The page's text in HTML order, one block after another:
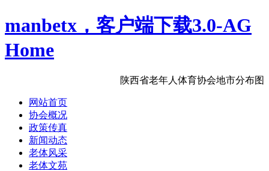
manbetx，客户端下载3.0-AG
Home
陕西省老年人体育协会地市分布图
网站首页
协会概况
政策传真
新闻动态
老体风采
老体文苑